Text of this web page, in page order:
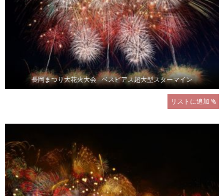
長岡まつり大花火大会 - ベスビアス超大型スターマイン
リストに追加